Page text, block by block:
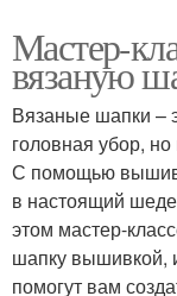
Мастер-
вязаную
Вязаные шапки –
головная убор,
С помощью
в настоящий
этом мастер-
шапку вышивкой,
помогут вам